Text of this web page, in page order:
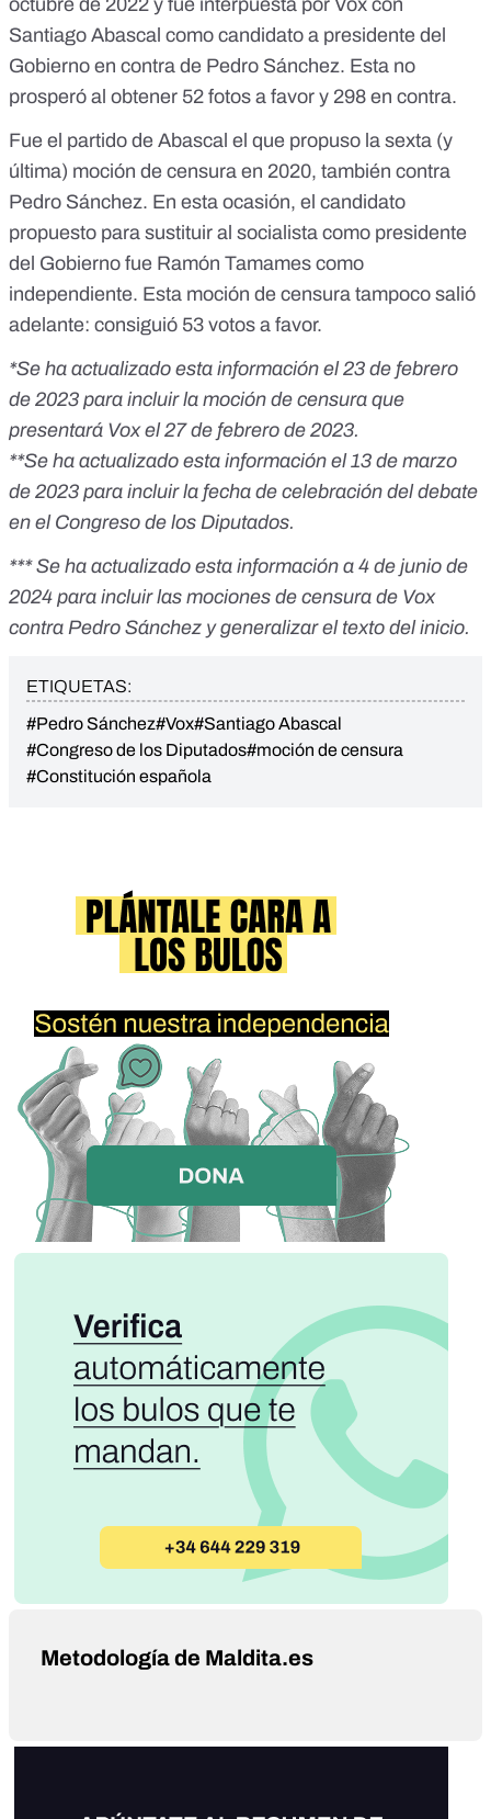
octubre de 2022 y fue interpuesta por Vox con
Santiago Abascal como candidato a presidente del
Gobierno en contra de Pedro Sánchez. Esta no
prosperó al obtener 52 fotos a favor y 298 en contra.
Fue el partido de Abascal el que propuso la sexta (y
última) moción de censura en 2020, también contra
Pedro Sánchez. En esta ocasión, el candidato
propuesto para sustituir al socialista como presidente
del Gobierno fue Ramón Tamames como
independiente. Esta moción de censura tampoco salió
adelante: consiguió 53 votos a favor.
*Se ha actualizado esta información el 23 de febrero
de 2023 para incluir la moción de censura que
presentará Vox el 27 de febrero de 2023.
**Se ha actualizado esta información el 13 de marzo
de 2023 para incluir la fecha de celebración del debate
en el Congreso de los Diputados.
*** Se ha actualizado esta información a 4 de junio de
2024 para incluir las mociones de censura de Vox
contra Pedro Sánchez y generalizar el texto del inicio.
ETIQUETAS:
#Pedro Sánchez#Vox#Santiago Abascal
#Congreso de los Diputados#moción de censura
#Constitución española
Metodología de Maldita.es